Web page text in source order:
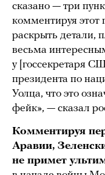
сказано — три
комментируя этот
раскрыть детали,
весьма
у [госсекретаря
президента по
Уолца, что это
фейк», — сказал
Комментируя
Аравии,
не примет